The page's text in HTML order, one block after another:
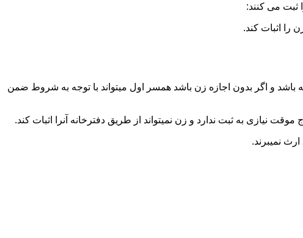
ثبت می کنند:
را اثبات کند.
و اگر بدون اجازه زن باشد همسر اول میتواند با توجه به شروط ضمن
نیازی به ثبت ندارد و زن نمیتواند از طریق دفترخانه آنرا اثبات کند.
نمیبرند.